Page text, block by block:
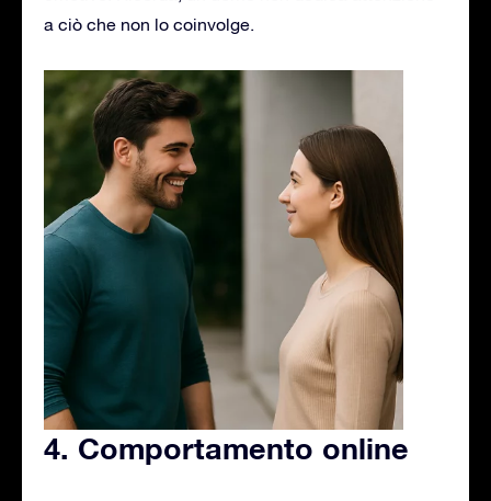
a ciò che non lo coinvolge.
4. Comportamento online